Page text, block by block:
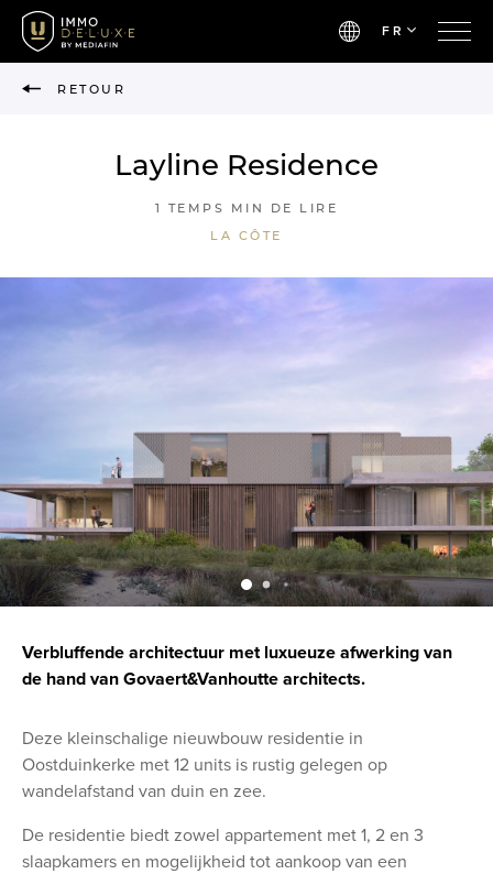
FR
RETOUR
Layline Residence
1 TEMPS MIN DE LIRE
LA CÔTE
Verbluffende architectuur met luxueuze afwerking van
de hand van Govaert&Vanhoutte architects.
Deze kleinschalige nieuwbouw residentie in
Oostduinkerke met 12 units is rustig gelegen op
wandelafstand van duin en zee.
De residentie biedt zowel appartement met 1, 2 en 3
slaapkamers en mogelijkheid tot aankoop van een